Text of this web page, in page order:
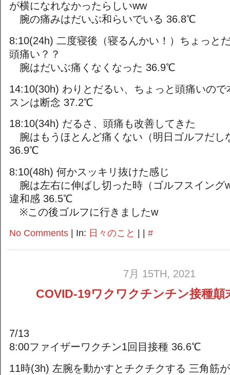
が横になれなかったらしいww
腕の痛みはだいぶ和らいでいる 36.8℃
8:10(24h) 二度寝後（寝るんかい！）ちょっと
頭痛い？？
腕はだいぶ痛くなくなった 36.9℃
14:10(30h) わりとだるい、ちょっと頭痛いの
スンは断念 37.2℃
18:10(34h) だるさ、頭痛も改善してきた
腕はもうほとんど痛くない（明日ゴルフだ
36.9℃
8:10(48h) 何かスッキリ抜けた感じ
腕は左右に伸ばし切った時（ゴルフスイング
違和感 36.5℃
※この後ゴルフに行きましたw
No Comments | In: 日々のこと | | #
7月 15TH, 2021
COVID-19ワクワクチンチン接種顛
7/13
8:00ファイザーワクチン1回目接種 36.6℃
11時(3h) 左腕を動かすとチクチクする 三角筋